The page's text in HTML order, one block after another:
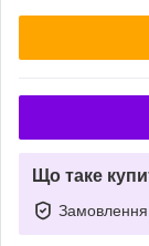
Що таке
Замовлення